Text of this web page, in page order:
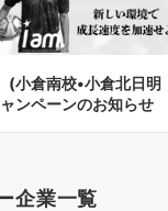
(小倉南校•小倉北日明
ンペーンのお知らせ
企業一覧